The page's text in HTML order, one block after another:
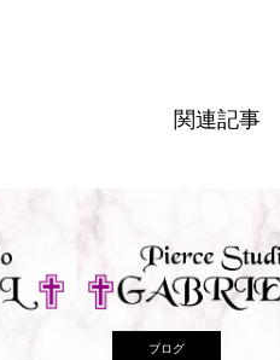
関連記事
ブログ